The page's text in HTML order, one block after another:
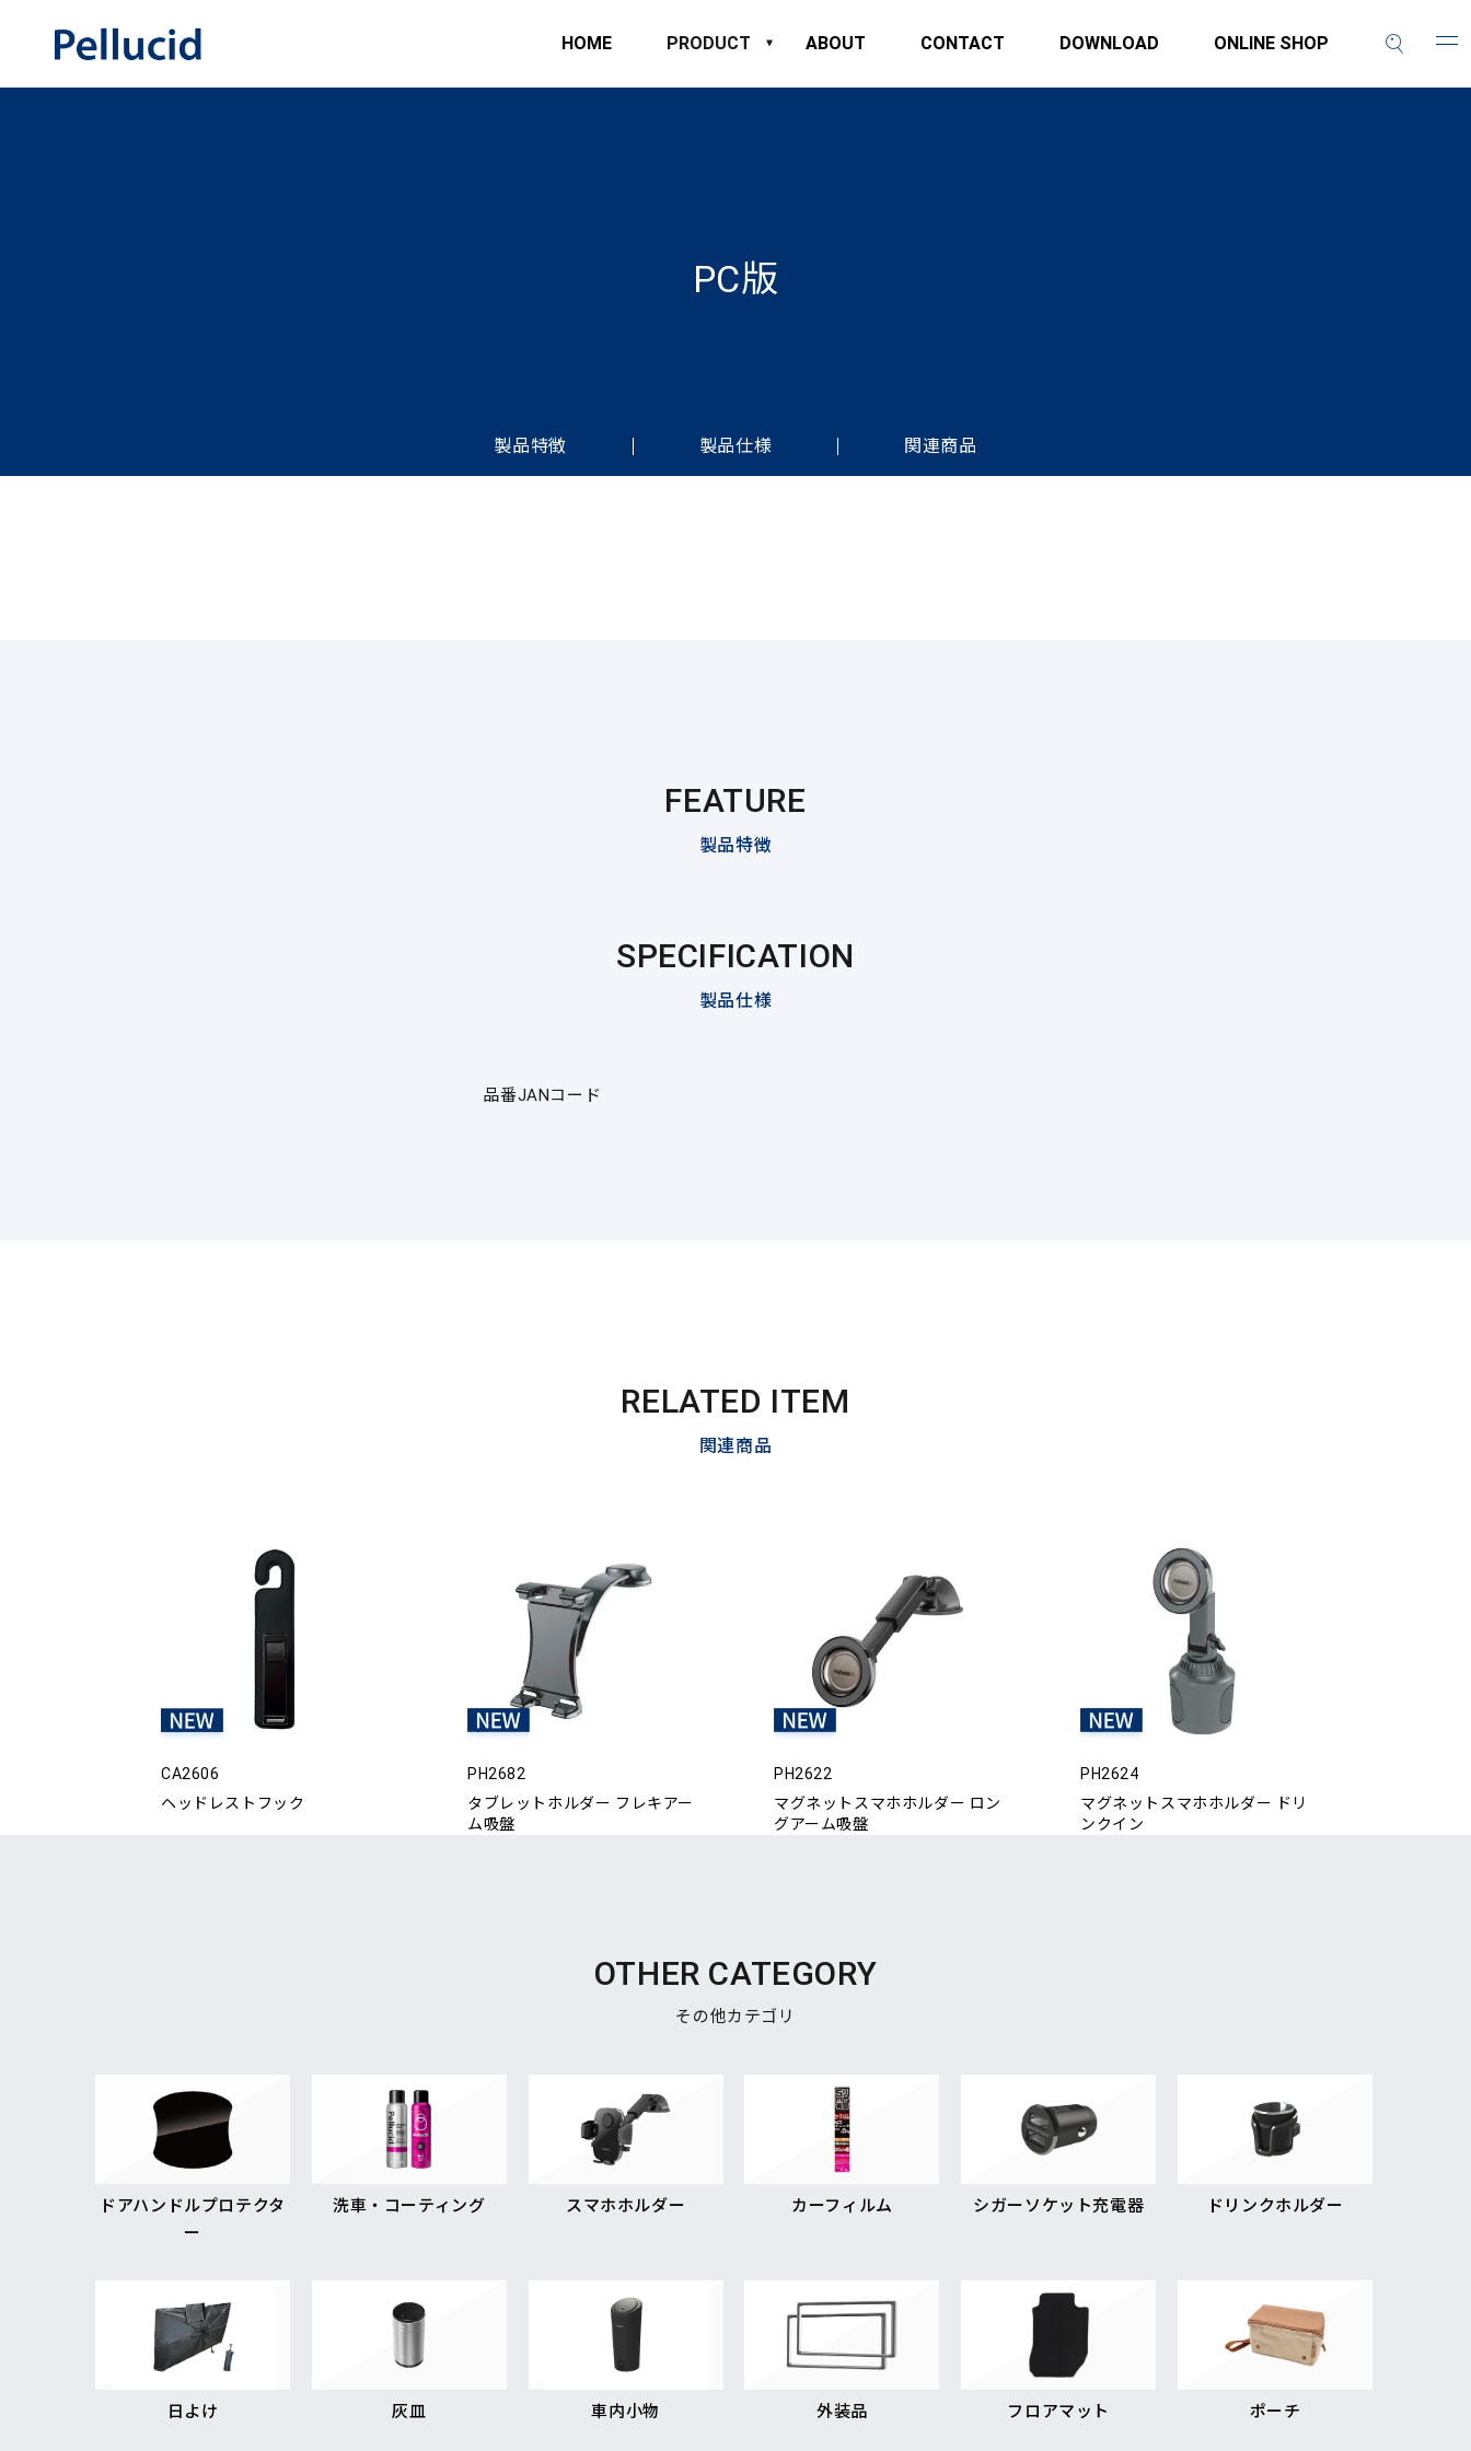
HOME PRODUCT ABOUT CONTACT DOWNLOAD ONLINE SHOP
PC版
製品特徴 製品仕様 関連商品
FEATURE
製品特徴
SPECIFICATION
製品仕様
品番JANコード
RELATED ITEM
関連商品
CA2606
ヘッドレストフック
PH2682
タブレットホルダー フレキアー
ム吸盤
PH2622
マグネットスマホホルダー ロン
グアーム吸盤
PH2624
マグネットスマホホルダー ドリ
ンクイン
OTHER CATEGORY
その他カテゴリ
ドアハンドルプロテクタ
ー
洗車・コーティング スマホホルダー カーフィルム シガーソケット充電器 ドリンクホルダー
日よけ 灰皿 車内小物 外装品 フロアマット ポーチ